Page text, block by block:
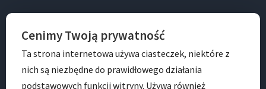
BIP
Cenimy Twoją prywatność
Ta strona internetowa używa ciasteczek, niektóre z
nich są niezbędne do prawidłowego działania
podstawowych funkcji witryny. Używa również